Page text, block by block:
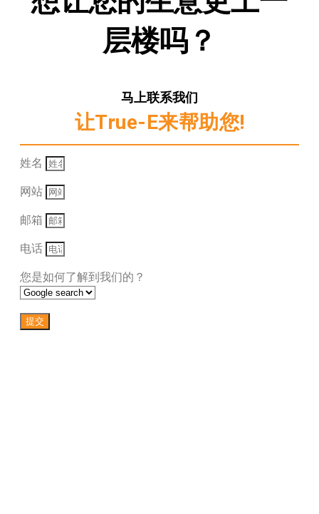
层楼吗？
马上联系我们
让True-E来帮助您!
姓名
网站
邮箱
电话
您是如何了解到我们的？
提交